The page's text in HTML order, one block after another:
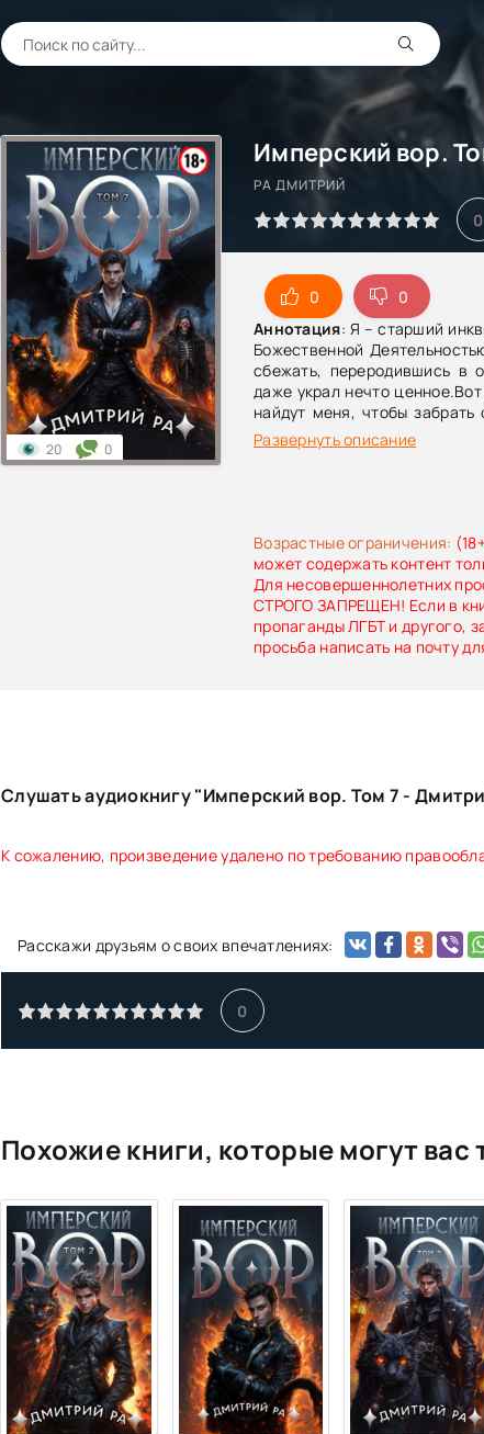
Имперский вор.
РА ДМИТРИЙ
0
0
0
Аннотация: Я – старший
Божественной
сбежать, переродившись в
даже украл нечто
найдут меня, чтобы
против меня. Мир, в
опаснее, чем те, кто
Развернуть описание
Возрастные ограничения:
может содержать контент
Для несовершеннолетних
СТРОГО ЗАПРЕЩЕН! Если в
пропаганды ЛГБТ и другого,
просьба написать на почту
20 0
Слушать аудиокнигу "Имперский вор. Том 7 -
К сожалению, произведение удалено по требованию
Расскажи друзьям о своих впечатлениях:
0
Похожие книги, которые могут вас